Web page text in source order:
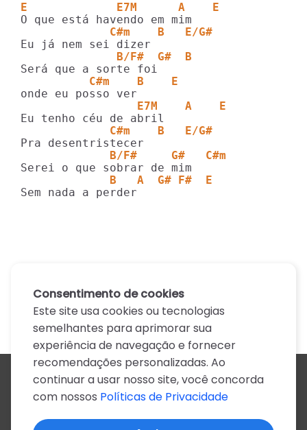
E             E7M      A    E
             C#m    B   E/G#
              B/F#  G#  B
          C#m    B    E
                 E7M    A    E
             C#m    B   E/G#
             B/F#     G#   C#m
             B   A  G# F#  E
Sem nada a perder
Todos os artistas
A
B C D E F G H I J
N
O P Q R S T U V W X
Consentimento de cookies
Este site usa cookies ou tecnologias
semelhantes para aprimorar sua
experiência de navegação e fornecer
recomendações personalizadas. Ao
continuar a usar nosso site, você concorda
com nossos Políticas de Privacidade